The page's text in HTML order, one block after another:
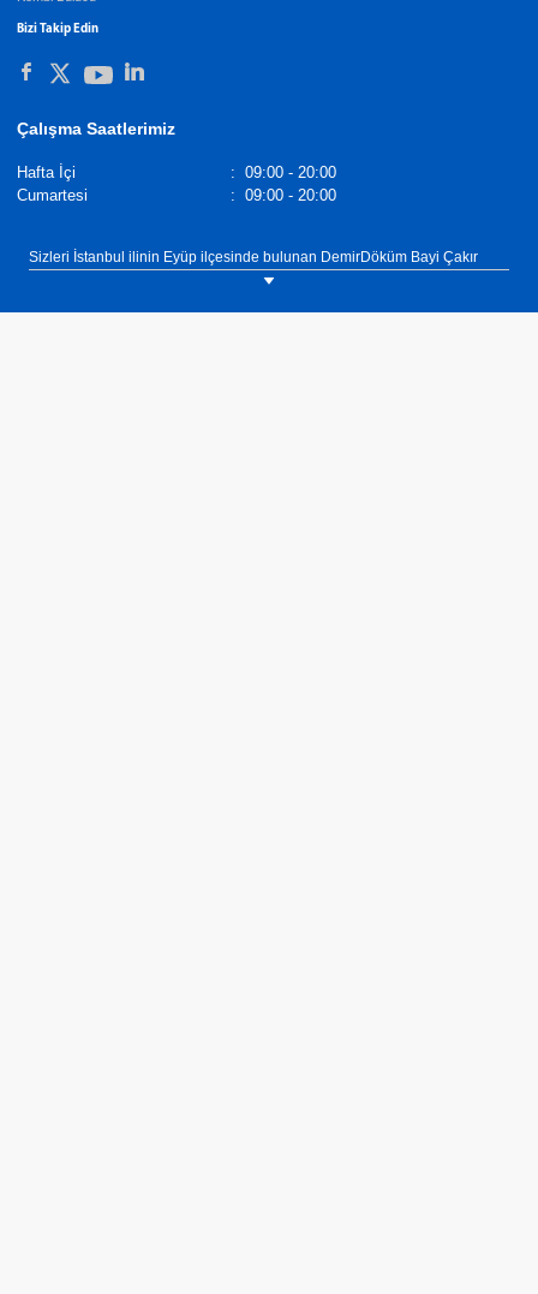
Bizi Takip Edin
Çalışma Saatlerimiz
Hafta İçi : 09:00 - 20:00
Cumartesi
: 09:00 - 20:00
Sizleri İstanbul ilinin Eyüp ilçesinde bulunan DemirDöküm Bayi Çakır
Mühendislik showroomumuza bekliyoruz. Tel: 0(532) 520 02 70